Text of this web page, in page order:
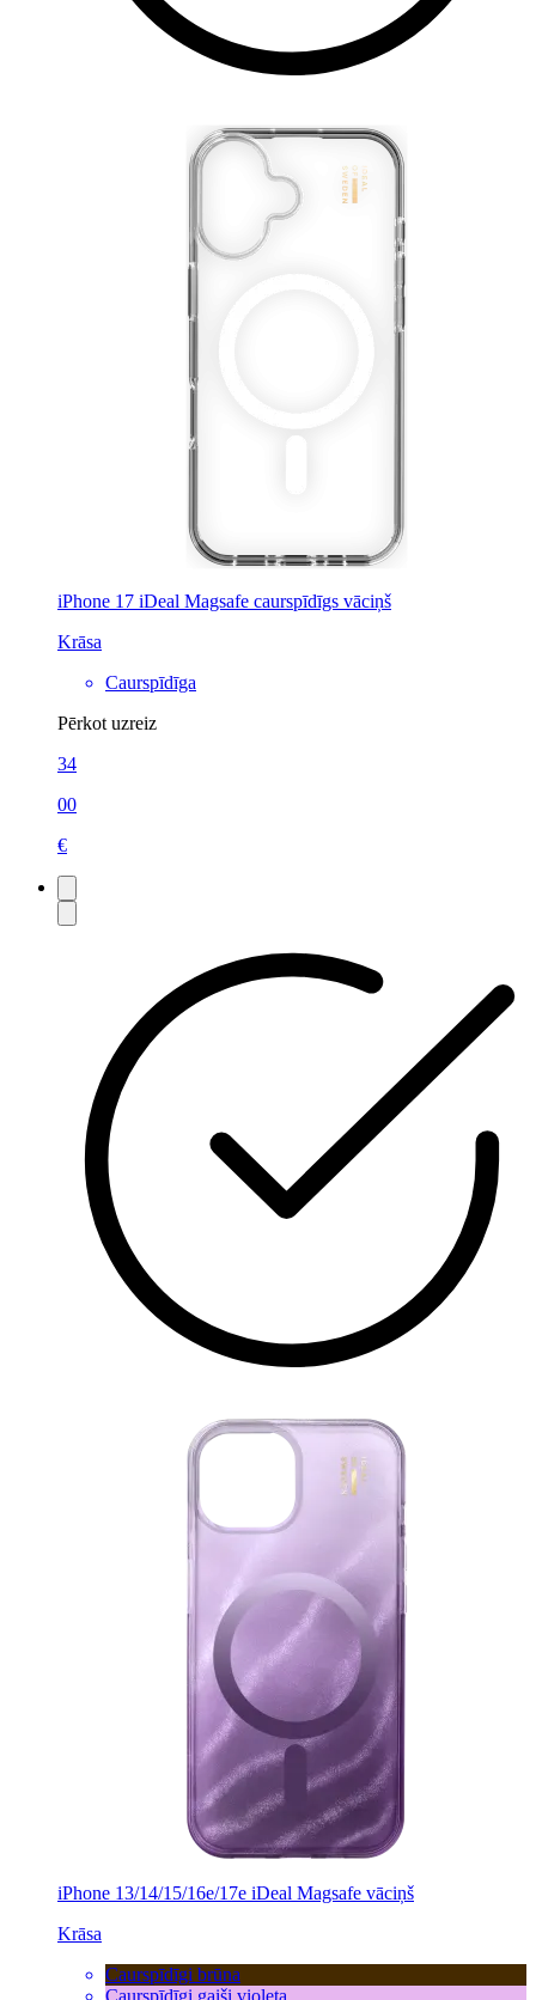
iPhone 17 iDeal Magsafe caurspīdīgs vāciņš
Krāsa
Caurspīdīga
Pērkot uzreiz
34
00
€
iPhone 13/14/15/16e/17e iDeal Magsafe vāciņš
Krāsa
Caurspīdīgi brūna
Caurspīdīgi gaiši violeta